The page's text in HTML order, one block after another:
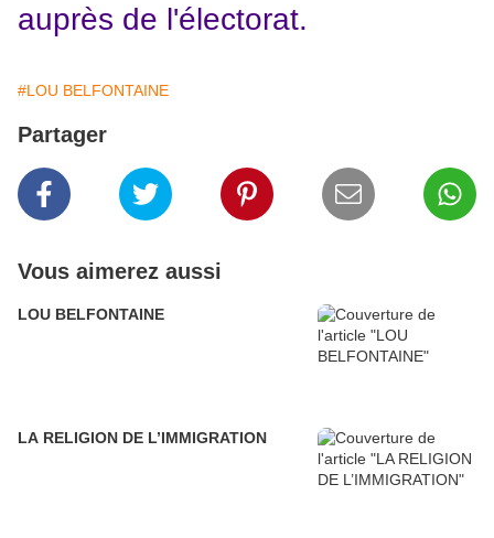
auprès de l'électorat.
#LOU BELFONTAINE
Partager
Vous aimerez aussi
LOU BELFONTAINE
LA RELIGION DE L’IMMIGRATION